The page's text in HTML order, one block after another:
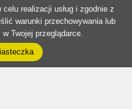
realizacji usług i zgodnie z
warunki przechowywania lub
Twojej przeglądarce.